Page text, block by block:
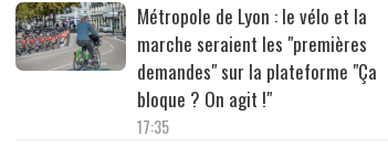
Métropole de Lyon : le vélo et la
marche seraient les "premières
demandes" sur la plateforme "Ça
bloque ? On agit !"
17:35